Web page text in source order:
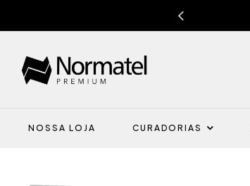
NOSSA LOJA CURADORIAS